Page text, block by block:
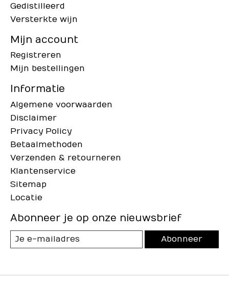
Gedistilleerd
Versterkte wijn
Mijn account
Registreren
Mijn bestellingen
Informatie
Algemene voorwaarden
Disclaimer
Privacy Policy
Betaalmethoden
Verzenden & retourneren
Klantenservice
Sitemap
Locatie
Abonneer je op onze nieuwsbrief
Abonneer